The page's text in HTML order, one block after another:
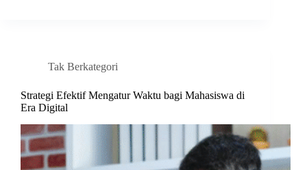
Tak Berkategori
Strategi Efektif Mengatur Waktu bagi Mahasiswa di
Era Digital